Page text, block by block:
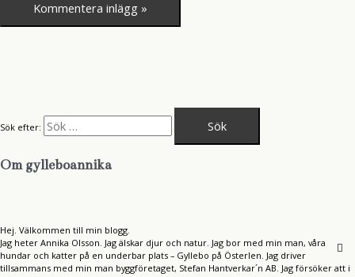
Sök efter:
Om gylleboannika
Hej. Välkommen till min blogg.
Jag heter Annika Olsson. Jag älskar djur och natur. Jag bor med min man, våra
hundar och katter på en underbar plats – Gyllebo på Österlen. Jag driver
tillsammans med min man byggföretaget, Stefan Hantverkar´n AB. Jag försöker att i